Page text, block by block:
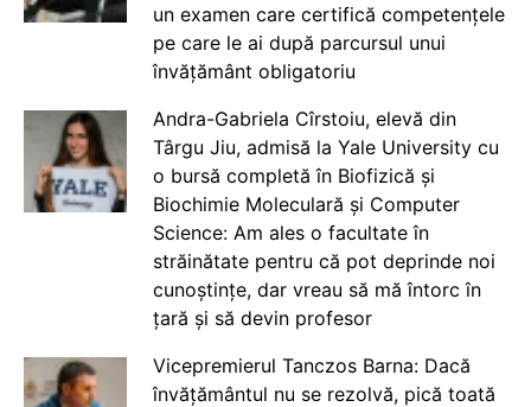
un examen care certifică competențele
pe care le ai după parcursul unui
învățământ obligatoriu
Andra-Gabriela Cîrstoiu, elevă din
Târgu Jiu, admisă la Yale University cu
o bursă completă în Biofizică și
Biochimie Moleculară și Computer
Science: Am ales o facultate în
străinătate pentru că pot deprinde noi
cunoștințe, dar vreau să mă întorc în
țară și să devin profesor
Vicepremierul Tanczos Barna: Dacă
învățământul nu se rezolvă, pică toată